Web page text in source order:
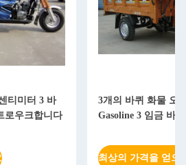
티미터 3 바
로우크합니다
3개의 바퀴 화물 오
Gasoline 3 임금 바
최상의 가격을 얻으